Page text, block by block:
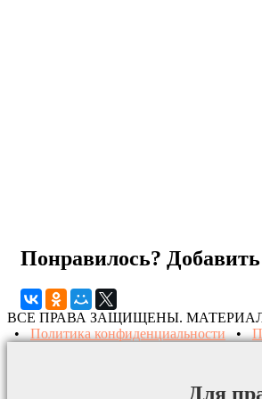
Понравилось?
ВСЕ ПРАВА ЗАЩИЩЕНЫ.
•Политика конфиденциальности•
Для